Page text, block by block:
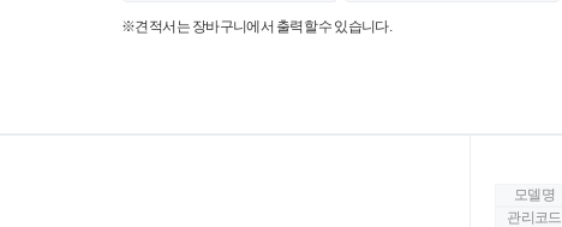
※견적서는 장바구니에서 출력할 수 있습니다.
모델명
관리코드